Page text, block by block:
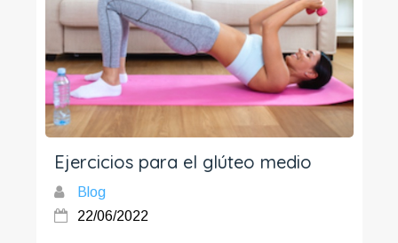
Ejercicios para el glúteo medio
Blog
22/06/2022